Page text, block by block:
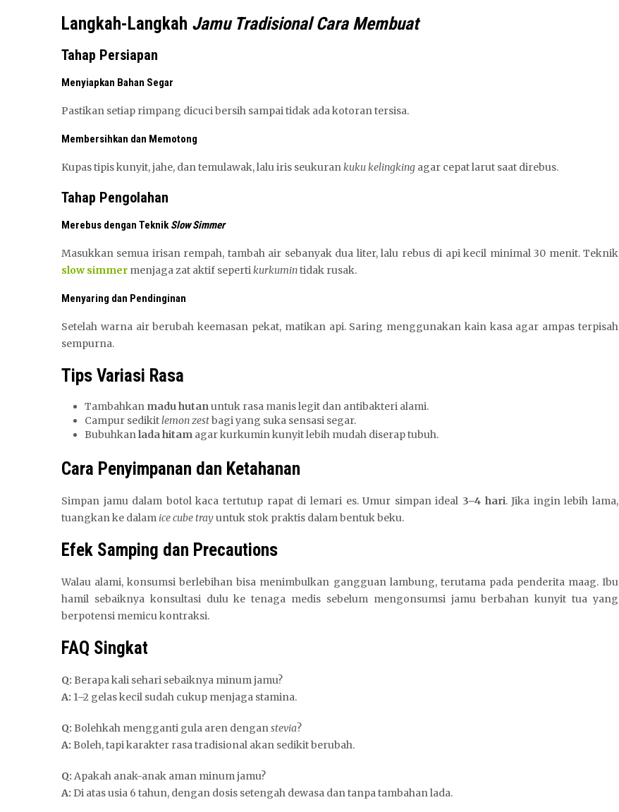
Langkah-Langkah Jamu Tradisional Cara Membuat
Tahap Persiapan
Menyiapkan Bahan Segar
Pastikan setiap rimpang dicuci bersih sampai tidak ada kotoran tersisa.
Membersihkan dan Memotong
Kupas tipis kunyit, jahe, dan temulawak, lalu iris seukurankuku kelingking agar cepat larut saat direbus.
Tahap Pengolahan
Merebus dengan TeknikSlow Simmer
Masukkan semua irisan rempah, tambah air sebanyak dua liter, lalu rebus di api kecil minimal 30 menit. Teknik
slow simmer menjaga zat aktif sepertikurkumintidak rusak.
Menyaring dan Pendinginan
Setelah warna air berubah keemasan pekat, matikan api. Saring menggunakan kain kasa agar ampas terpisah
sempurna.
Tips Variasi Rasa
Tambahkan madu hutanuntuk rasa manis legit dan antibakteri alami.
Campur sedikitlemon zestbagi yang suka sensasi segar.
Bubuhkanlada hitamagar kurkumin kunyit lebih mudah diserap tubuh.
Cara Penyimpanan dan Ketahanan
Simpan jamu dalam botol kaca tertutup rapat di lemari es. Umur simpan ideal 3–4 hari. Jika ingin lebih lama,
tuangkan ke dalam ice cube trayuntuk stok praktis dalam bentuk beku.
Efek Samping dan Precautions
Walau alami, konsumsi berlebihan bisa menimbulkan gangguan lambung, terutama pada penderita maag. Ibu
hamil sebaiknya konsultasi dulu ke tenaga medis sebelum mengonsumsi jamu berbahan kunyit tua yang
berpotensi memicu kontraksi.
FAQ Singkat
Q: Berapa kali sehari sebaiknya minum jamu?
A: 1–2 gelas kecil sudah cukup menjaga stamina.
Q: Bolehkah mengganti gula aren denganstevia?
A: Boleh, tapi karakter rasa tradisional akan sedikit berubah.
Q: Apakah anak-anak aman minum jamu?
A: Di atas usia 6 tahun, dengan dosis setengah dewasa dan tanpa tambahan lada.